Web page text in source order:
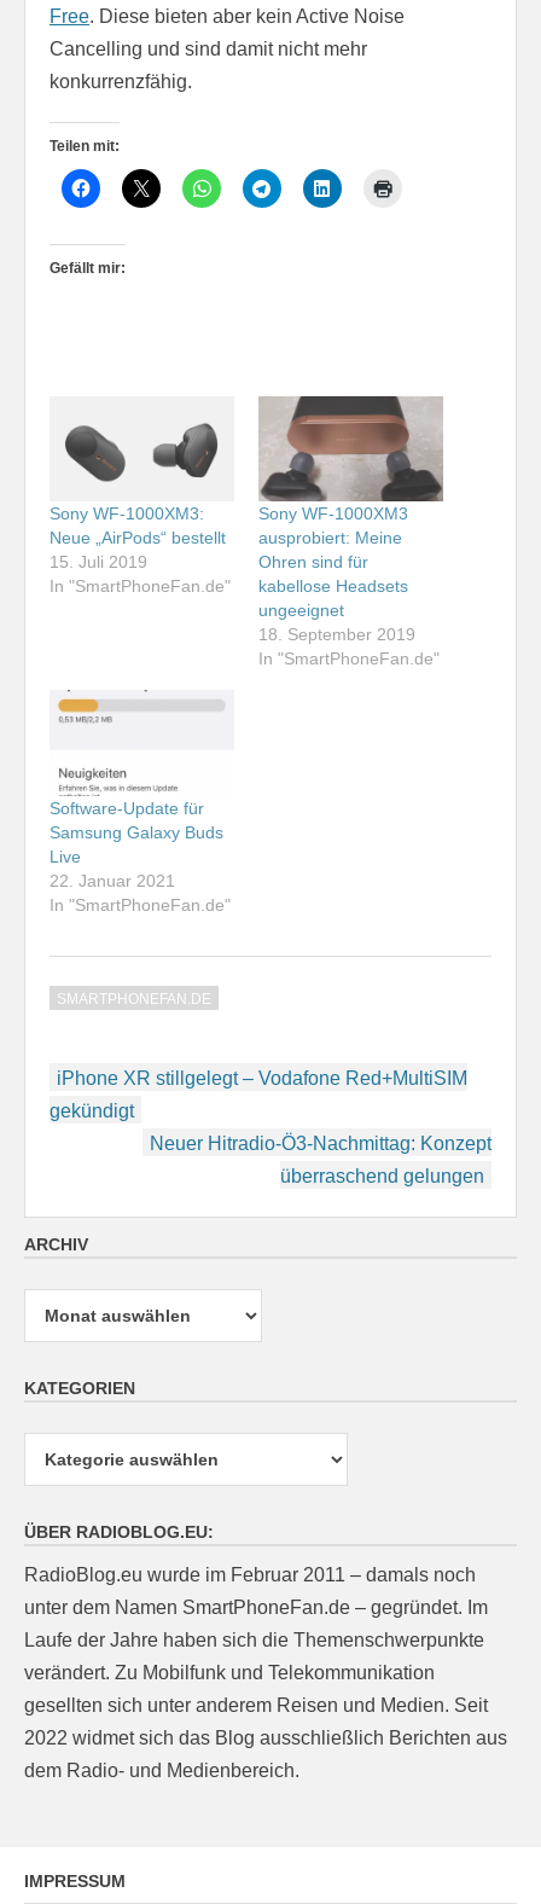
Free. Diese bieten aber kein Active Noise
Cancelling und sind damit nicht mehr
konkurrenzfähig.
Teilen mit:
Gefällt mir:
Sony WF-1000XM3:
Neue „AirPods“ bestellt
15. Juli 2019
In "SmartPhoneFan.de"
Sony WF-1000XM3
ausprobiert: Meine
Ohren sind für
kabellose Headsets
ungeeignet
18. September 2019
In "SmartPhoneFan.de"
Software-Update für
Samsung Galaxy Buds
Live
22. Januar 2021
In "SmartPhoneFan.de"
SMARTPHONEFAN.DE
Beitragsnavigation
iPhone XR stillgelegt – Vodafone Red+MultiSIM
gekündigt
Neuer Hitradio-Ö3-Nachmittag: Konzept
überraschend gelungen
ARCHIV
Archiv
KATEGORIEN
ÜBER RADIOBLOG.EU:
RadioBlog.eu wurde im Februar 2011 – damals noch
unter dem Namen SmartPhoneFan.de – gegründet. Im
Laufe der Jahre haben sich die Themenschwerpunkte
verändert. Zu Mobilfunk und Telekommunikation
gesellten sich unter anderem Reisen und Medien. Seit
2022 widmet sich das Blog ausschließlich Berichten aus
dem Radio- und Medienbereich.
IMPRESSUM